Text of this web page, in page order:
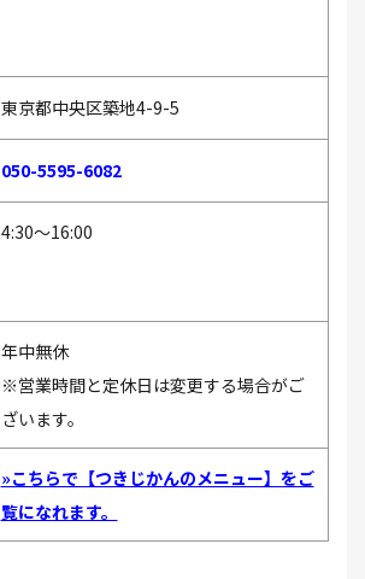
東京都中央区築地4-9-5
050-5595-6082
4:30～16:00
年中無休
※営業時間と定休日は変更する場合がご
ざいます。
»こちらで【つきじかんのメニュー】をご
覧になれます。